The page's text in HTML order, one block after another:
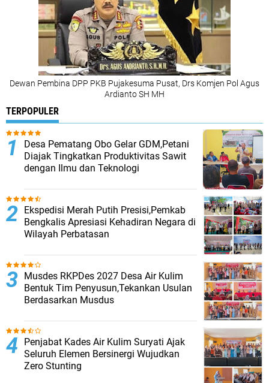
Dewan Pembina DPP PKB Pujakesuma Pusat, Drs Komjen Pol Agus
Ardianto SH MH
TERPOPULER
Desa Pematang Obo Gelar GDM,Petani
Diajak Tingkatkan Produktivitas Sawit
dengan Ilmu dan Teknologi
Ekspedisi Merah Putih Presisi,Pemkab
Bengkalis Apresiasi Kehadiran Negara di
Wilayah Perbatasan
Musdes RKPDes 2027 Desa Air Kulim
Bentuk Tim Penyusun,Tekankan Usulan
Berdasarkan Musdus
Penjabat Kades Air Kulim Suryati Ajak
Seluruh Elemen Bersinergi Wujudkan
Zero Stunting